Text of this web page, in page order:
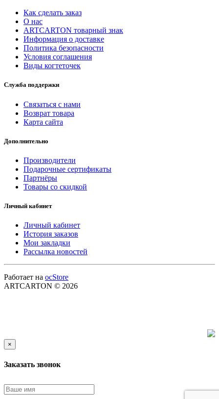
Как сделать заказ
О нас
ARTCARTON товарный знак
Информация о доставке
Политика безопасности
Условия соглашения
Виды когтеточек
Служба поддержки
Связаться с нами
Возврат товара
Карта сайта
Дополнительно
Производители
Подарочные сертификаты
Партнёры
Товары со скидкой
Личный кабинет
Личный кабинет
История заказов
Мои закладки
Рассылка новостей
Работает на ocStore
ARTCARTON © 2026
×
Заказать звонок